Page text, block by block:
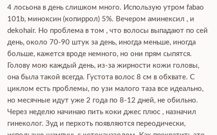
4 лосьона в день слишком много. Использую утром fabao
101b, миноксин (копиррол) 5%. Вечером аминексил , и
dekohair. Но проблема в том , что волосы выпадают по сей
день, около 70-90 штук за день, иногда меньше, иногда
больше, кажется вроде немного, но они прям сыпятся.
Голову мою каждый день, из-за жирности кожи головы,
она была такой всегда. Густота волос 8 см в обхвате. С
циклом есть проблемы, по узи малого таза все идеально,
но месячные идут уже 2 года по 8-12 дней, не обильно.
Через неделю начинаю пить коки джес плюс , назначил
гинеколог. Зуд и перхоть появляются переодически,